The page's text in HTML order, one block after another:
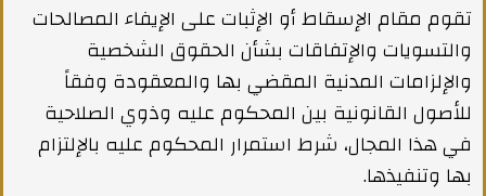
تقوم مقام الإسقاط أو الإثبات على الإيفاء المصالحات
والتسويات والإتفاقات بشأن الحقوق الشخصية
والإلزامات المدنية المقضي بها والمعقودة وفقاً
للأصول القانونية بين المحكوم عليه وذوي الصلاحية
في هذا المجال، شرط استمرار المحكوم عليه بالإلتزام
بها وتنفيذها.